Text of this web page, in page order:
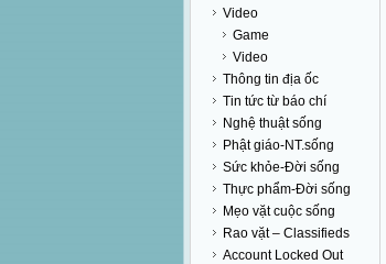
Video
Game
Video
Thông tin địa ốc
Tin tức từ báo chí
Nghệ thuật sống
Phật giáo-NT.sống
Sức khỏe-Đời sống
Thực phẩm-Đời sống
Mẹo vặt cuộc sống
Rao vặt – Classifieds
Account Locked Out